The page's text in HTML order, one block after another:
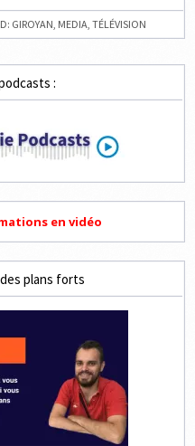
GIROYAN, MEDIA,TÉLÉVISION
:
en vidéo
plans forts